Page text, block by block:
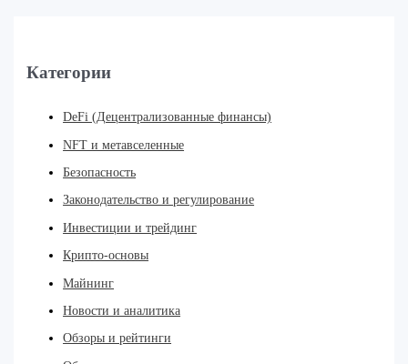
Категории
DeFi (Децентрализованные финансы)
NFT и метавселенные
Безопасность
Законодательство и регулирование
Инвестиции и трейдинг
Крипто-основы
Майнинг
Новости и аналитика
Обзоры и рейтинги